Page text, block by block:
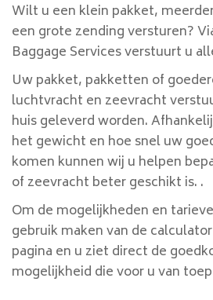
Wilt u een klein pakket,
een grote zending versturen?
Baggage Services verstuurt u
Uw pakket, pakketten of
luchtvracht en zeevracht
huis geleverd worden.
het gewicht en hoe snel uw
komen kunnen wij u helpen
of zeevracht beter geschikt is. .
Om de mogelijkheden en
gebruik maken van de calculator
pagina en u ziet direct de
mogelijkheid die voor u van